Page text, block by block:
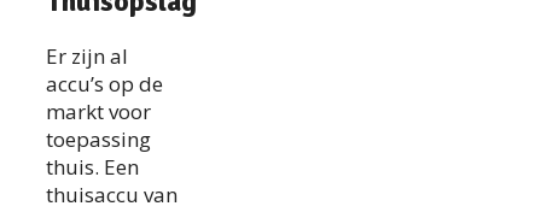
Er zijn al
accu’s op de
markt voor
toepassing
thuis. Een
thuisaccu van